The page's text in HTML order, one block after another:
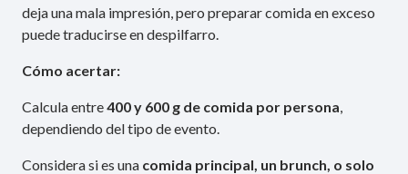
deja una mala impresión, pero preparar comida en exceso
puede traducirse en despilfarro.
Cómo acertar:
Calcula entre400 y 600 g de comida por persona,
dependiendo del tipo de evento.
Considera si es una comida principal, un brunch, o solo